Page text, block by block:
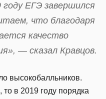
году ЕГЭ завершился
что благодаря
качество
— сказал Кравцов.
высокобалльников.
в 2019 году порядка